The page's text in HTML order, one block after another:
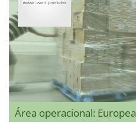
Área operacional: Europea